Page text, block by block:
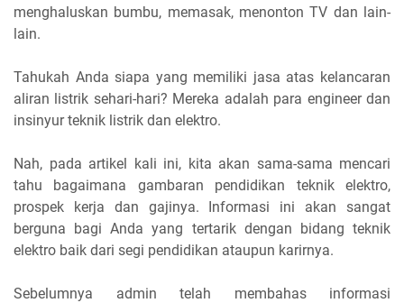
menghaluskan bumbu, memasak, menonton TV dan lain-
lain.
Tahukah Anda siapa yang memiliki jasa atas kelancaran
aliran listrik sehari-hari? Mereka adalah para engineer dan
insinyur teknik listrik dan elektro.
Nah, pada artikel kali ini, kita akan sama-sama mencari
tahu bagaimana gambaran pendidikan teknik elektro,
prospek kerja dan gajinya. Informasi ini akan sangat
berguna bagi Anda yang tertarik dengan bidang teknik
elektro baik dari segi pendidikan ataupun karirnya.
Sebelumnya admin telah membahas informasi